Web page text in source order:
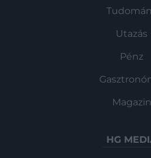
Utazás
Pénz
Magazin
HG